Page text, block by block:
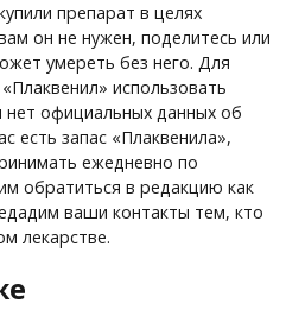
препарат в целях
он не нужен, поделитесь или
умереть без него. Для
использовать
нет официальных данных об
есть запас «Плаквенила»,
ежедневно по
обратиться в редакцию как
ваши контакты тем, кто
лекарстве.